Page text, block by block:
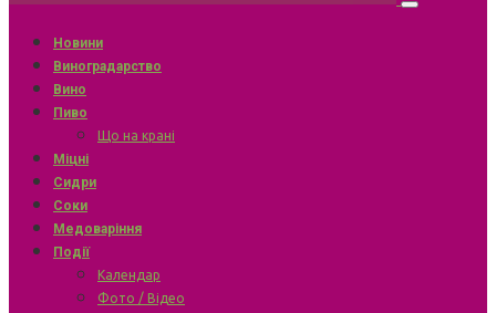
Новини
Виноградарство
Вино
Пиво
Що на крані
Міцні
Сидри
Соки
Медоваріння
Події
Календар
Фото / Відео